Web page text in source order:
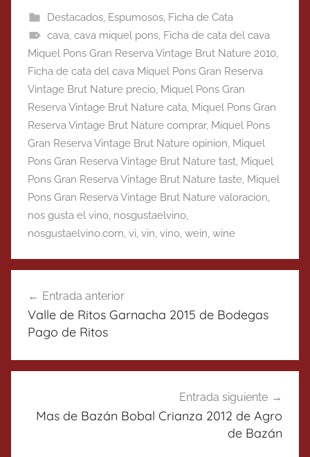
Destacados, Espumosos, Ficha de Cata
cava, cava miquel pons, Ficha de cata del cava
Miquel Pons Gran Reserva Vintage Brut Nature 2010,
Ficha de cata del cava Miquel Pons Gran Reserva
Vintage Brut Nature precio, Miquel Pons Gran
Reserva Vintage Brut Nature cata, Miquel Pons Gran
Reserva Vintage Brut Nature comprar, Miquel Pons
Gran Reserva Vintage Brut Nature opinion, Miquel
Pons Gran Reserva Vintage Brut Nature tast, Miquel
Pons Gran Reserva Vintage Brut Nature taste, Miquel
Pons Gran Reserva Vintage Brut Nature valoracion,
nos gusta el vino, nosgustaelvino,
nosgustaelvino.com, vi, vin, vino, wein, wine
de
entradas
Entrada anterior
Valle de Ritos Garnacha 2015 de Bodegas
Pago de Ritos
Entrada siguiente
Mas de Bazán Bobal Crianza 2012 de Agro
de Bazán